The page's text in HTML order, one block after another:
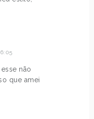
não
que amei